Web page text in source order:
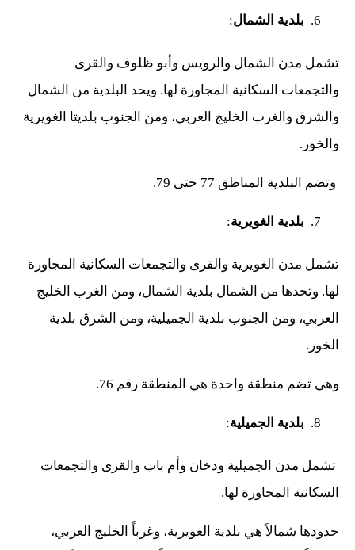
بلدية الشمال:
تشمل مدن الشمال والرويس وأبو ظلوف والقرى
والتجمعات السكانية المجاورة لها. ويحد البلدية من الشمال
والشرق والغرب الخليج العربي، ومن الجنوب بلديتا الغويرية
والخور.
وتضم البلدية المناطق 77 حتى 79.
بلدية الغويرية:
تشمل مدن الغويرية والقرى والتجمعات السكانية المجاورة
لها. وتحدها من الشمال بلدية الشمال، ومن الغرب الخليج
العربي، ومن الجنوب بلدية الجميلية، ومن الشرق بلدية
الخور.
وهي تضم منطقة واحدة هي المنطقة رقم 76.
بلدية الجميلية:
تشمل مدن الجميلية ودخان وأم باب والقرى والتجمعات
السكانية المجاورة لها.
حدودها شمالاً هي بلدية الغويرية، وغرباً الخليج العربي،